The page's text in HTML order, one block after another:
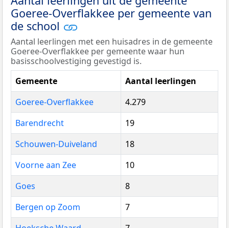
Goeree-Overflakkee per gemeente van
de school
Aantal leerlingen met een huisadres in de gemeente
Goeree-Overflakkee per gemeente waar hun
basisschoolvestiging gevestigd is.
Gemeente
Aantal leerlingen
Goeree-Overflakkee
4.279
Barendrecht
19
Schouwen-Duiveland
18
Voorne aan Zee
10
Goes
8
Bergen op Zoom
7